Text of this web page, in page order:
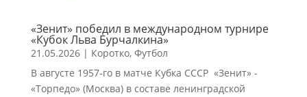
«Зенит» победил в международном турнире
«Кубок Льва Бурчалкина»
21.05.2026| Коротко, Футбол
В августе 1957-го в матче Кубка СССР «Зенит» -
«Торпедо» (Москва) в составе ленинградской